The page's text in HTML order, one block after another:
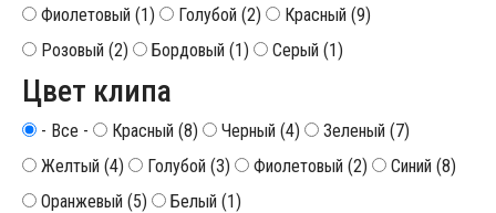
Фиолетовый (1)
Голубой (2)
Красный (9)
Розовый (2)
Бордовый (1) Серый (1)
Цвет клипа
- Все - Красный (8) Черный (4)
Зеленый (7)
Желтый (4)
Голубой (3) Фиолетовый (2)
Синий (8)
Оранжевый (5)
Белый (1)